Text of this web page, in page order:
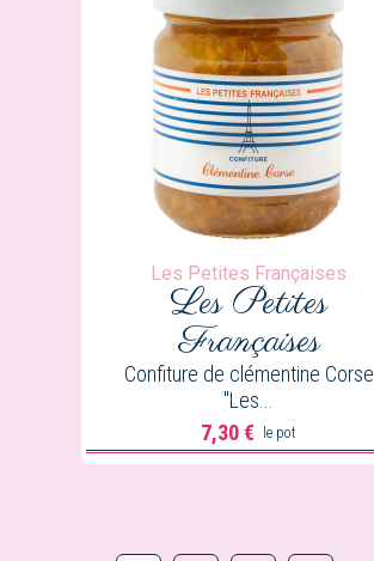
Les Petites Françaises
Les Petites
Françaises
Confiture de clémentine Corse
"Les...
Prix
7,30 € le pot